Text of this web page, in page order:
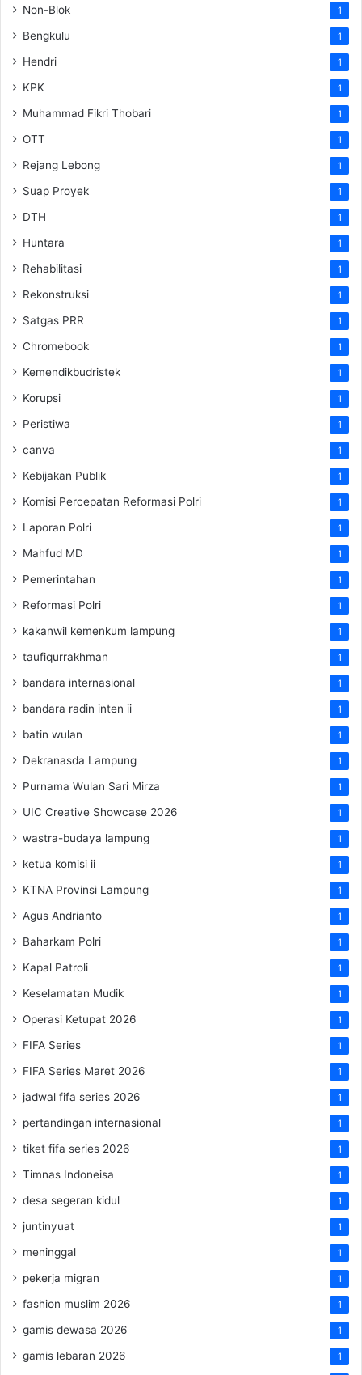
Non-Blok 1
Bengkulu 1
Hendri 1
KPK 1
Muhammad Fikri Thobari 1
OTT 1
Rejang Lebong 1
Suap Proyek 1
DTH 1
Huntara 1
Rehabilitasi 1
Rekonstruksi 1
Satgas PRR 1
Chromebook 1
Kemendikbudristek 1
Korupsi 1
Peristiwa 1
canva 1
Kebijakan Publik 1
Komisi Percepatan Reformasi Polri 1
Laporan Polri 1
Mahfud MD 1
Pemerintahan 1
Reformasi Polri 1
kakanwil kemenkum lampung 1
taufiqurrakhman 1
bandara internasional 1
bandara radin inten ii 1
batin wulan 1
Dekranasda Lampung 1
Purnama Wulan Sari Mirza 1
UIC Creative Showcase 2026 1
wastra-budaya lampung 1
ketua komisi ii 1
KTNA Provinsi Lampung 1
Agus Andrianto 1
Baharkam Polri 1
Kapal Patroli 1
Keselamatan Mudik 1
Operasi Ketupat 2026 1
FIFA Series 1
FIFA Series Maret 2026 1
jadwal fifa series 2026 1
pertandingan internasional 1
tiket fifa series 2026 1
Timnas Indoneisa 1
desa segeran kidul 1
juntinyuat 1
meninggal 1
pekerja migran 1
fashion muslim 2026 1
gamis dewasa 2026 1
gamis lebaran 2026 1